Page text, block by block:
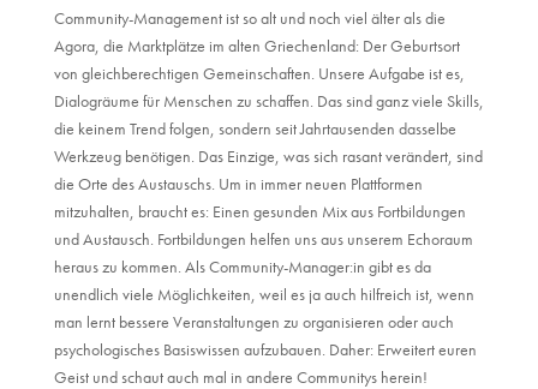
Community-Management ist so alt und noch viel älter als die
Agora, die Marktplätze im alten Griechenland: Der Geburtsort
von gleichberechtigen Gemeinschaften. Unsere Aufgabe ist es,
Dialogräume für Menschen zu schaffen. Das sind ganz viele Skills,
die keinem Trend folgen, sondern seit Jahrtausenden dasselbe
Werkzeug benötigen. Das Einzige, was sich rasant verändert, sind
die Orte des Austauschs. Um in immer neuen Plattformen
mitzuhalten, braucht es: Einen gesunden Mix aus Fortbildungen
und Austausch. Fortbildungen helfen uns aus unserem Echoraum
heraus zu kommen. Als Community-Manager:in gibt es da
unendlich viele Möglichkeiten, weil es ja auch hilfreich ist, wenn
man lernt bessere Veranstaltungen zu organisieren oder auch
psychologisches Basiswissen aufzubauen. Daher: Erweitert euren
Geist und schaut auch mal in andere Communitys herein!